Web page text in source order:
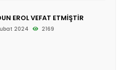
EROL VEFAT ETMİŞTİR
2024 2169